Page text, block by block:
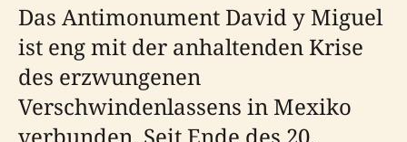
Das Antimonument David y Miguel
ist eng mit der anhaltenden Krise
des erzwungenen
Verschwindenlassens in Mexiko